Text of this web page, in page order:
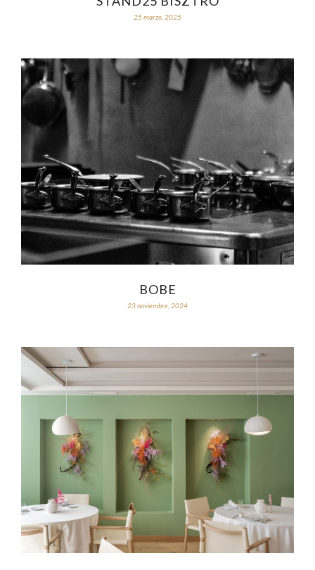
25 marzo, 2025
BOBE
23 noviembre, 2024